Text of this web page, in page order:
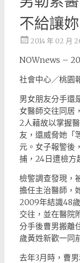
不給讓
2014 年 02 月
NOWnews –
社會中心／桃園
男女朋友分手還
女醫師交往同居
2人藉故以掌握
友，還威脅她「
元。女子報警後
捕，24日遭檢方
檢警調查發現，
擔任主治醫師，
2009年結識48
交往，並在醫院
分手後曹男搬離
歲黃姓新歡一同
去年3月時，曹